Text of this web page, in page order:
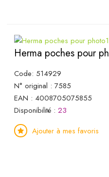
Herma poches pour
Code: 514929
N° original : 7585
EAN : 4008705075855
Disponibilité : 23
Ajouter à mes favoris